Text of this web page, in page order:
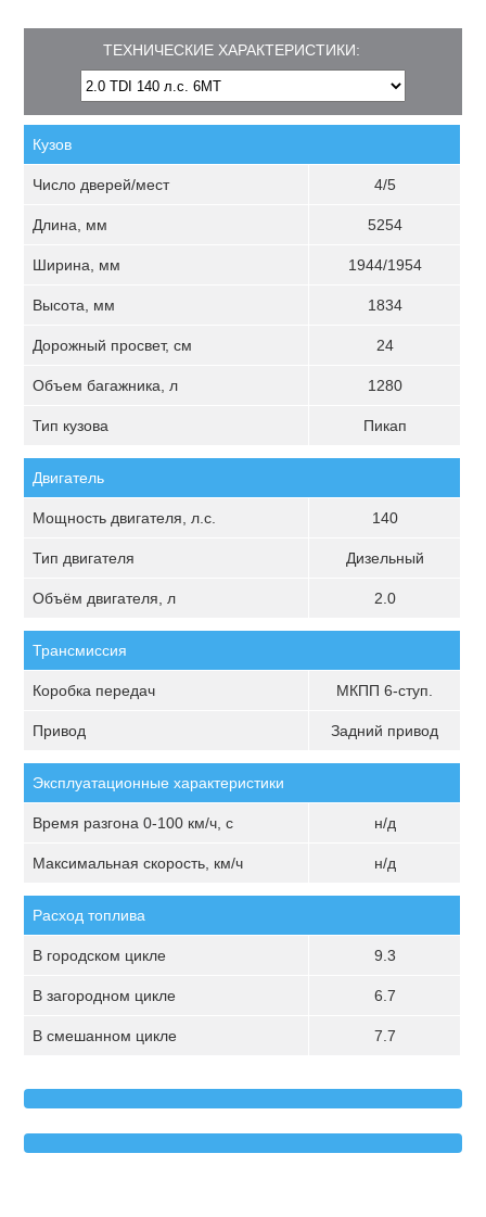
ТЕХНИЧЕСКИЕ ХАРАКТЕРИСТИКИ:
Кузов
Число дверей/мест 4/5
Длина, мм 5254
Ширина, мм 1944/1954
Высота, мм 1834
Дорожный просвет, см 24
Объем багажника, л 1280
Тип кузова Пикап
Двигатель
Мощность двигателя, л.с. 140
Тип двигателя Дизельный
Объём двигателя, л 2.0
Трансмиссия
Коробка передач МКПП 6-ступ.
Привод Задний привод
Эксплуатационные характеристики
Время разгона 0-100 км/ч, с н/д
Максимальная скорость, км/ч н/д
Расход топлива
В городском цикле 9.3
В загородном цикле 6.7
В смешанном цикле 7.7